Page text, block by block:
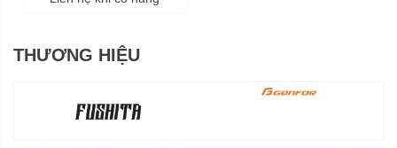
THƯƠNG HIỆU